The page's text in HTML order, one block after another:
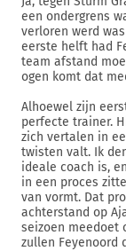
een ondergrens
verloren werd
eerste helft had
team afstand
ogen komt dat
Alhoewel zijn
perfecte trainer.
zich vertalen in
twisten valt. Ik
ideale coach is,
in een proces
van vormt. Dat
achterstand op
seizoen meedoet
zullen Feyenoord